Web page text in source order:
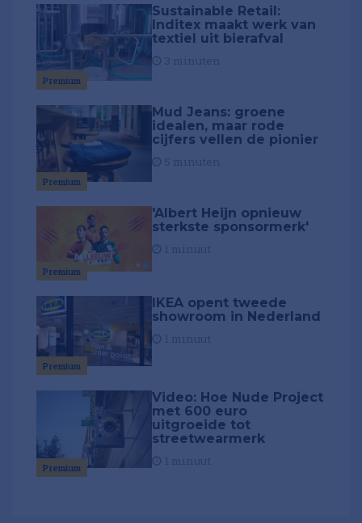
Premium
Sustainable Retail:
Inditex maakt werk van
textiel uit bierafval
Premium
Mud Jeans: groene
idealen, maar rode
cijfers vellen de pionier
Premium
'Albert Heijn opnieuw
sterkste sponsormerk'
Premium
IKEA opent tweede
showroom in Nederland
Premium
Video: Hoe Nude Project
met 600 euro
uitgroeide tot
streetwearmerk